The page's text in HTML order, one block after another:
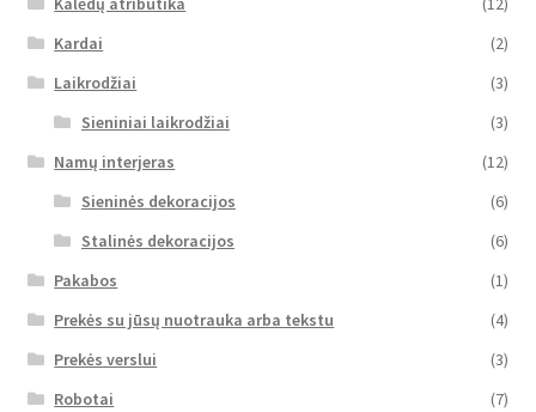
Kardai
(2)
Laikrodžiai
(3)
Sieniniai laikrodžiai
(3)
Namų interjeras
(12)
Sieninės dekoracijos
(6)
Stalinės dekoracijos
(6)
Pakabos
(1)
Prekės su jūsų nuotrauka arba tekstu
(4)
Prekės verslui
(3)
Robotai
(7)